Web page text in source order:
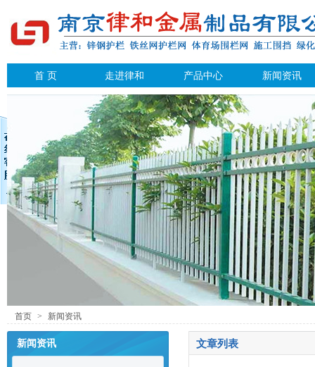
首 页 走进律和 产品中心 新闻资讯
首页 > 新闻资讯
新闻资讯 文章列表